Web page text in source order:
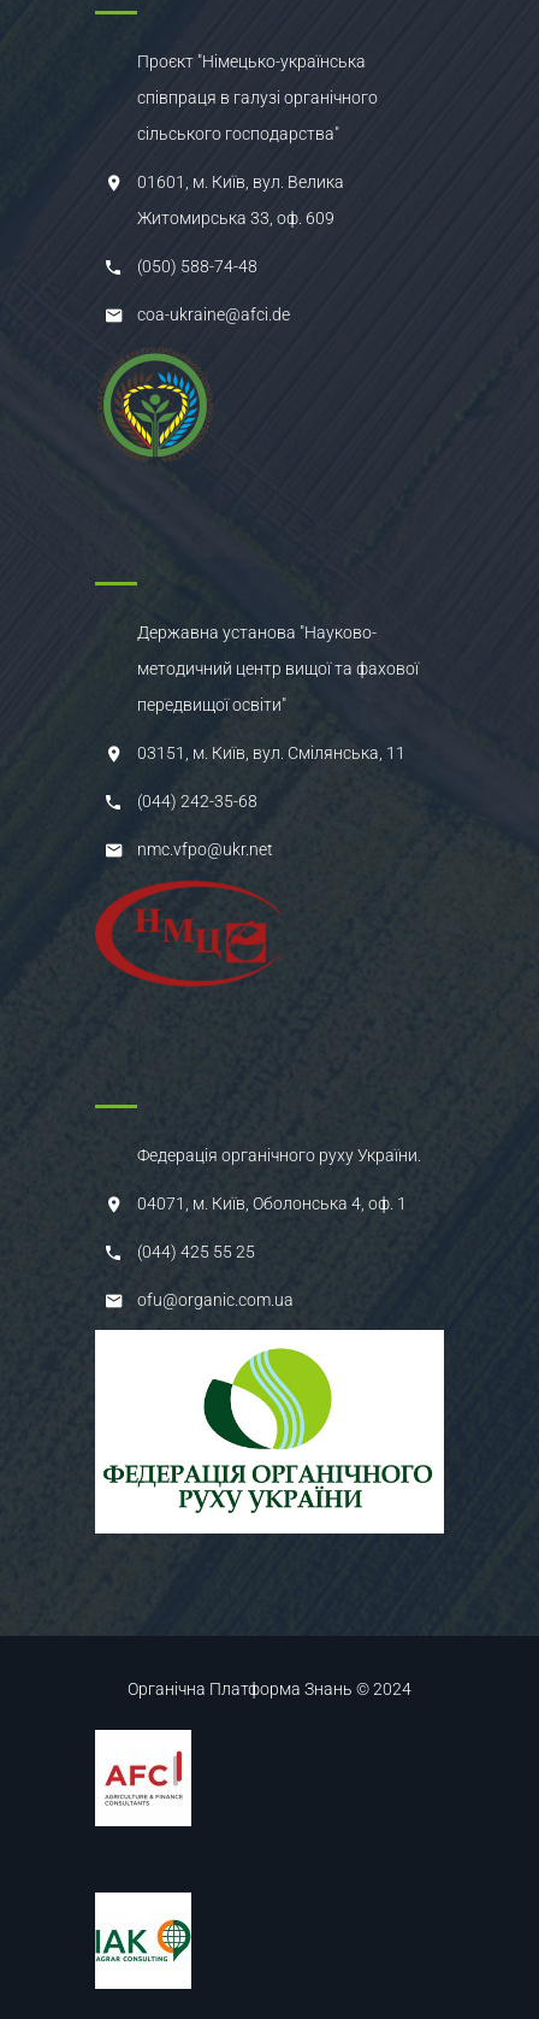
Проєкт "Німецько-українська
співпраця в галузі органічного
сільського господарства"
01601, м. Київ, вул. Велика
Житомирська 33, оф. 609
(050) 588-74-48
coa-ukraine@afci.de
Державна установа "Науково-
методичний центр вищої та фахової
передвищої освіти"
03151, м. Київ, вул. Смілянська, 11
(044) 242-35-68
nmc.vfpo@ukr.net
Федерація органічного руху України.
04071, м. Київ, Оболонська 4, оф. 1
(044) 425 55 25
ofu@organic.com.ua
Органічна Платформа Знань © 2024